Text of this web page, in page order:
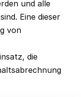
und alle
Eine dieser
von
die